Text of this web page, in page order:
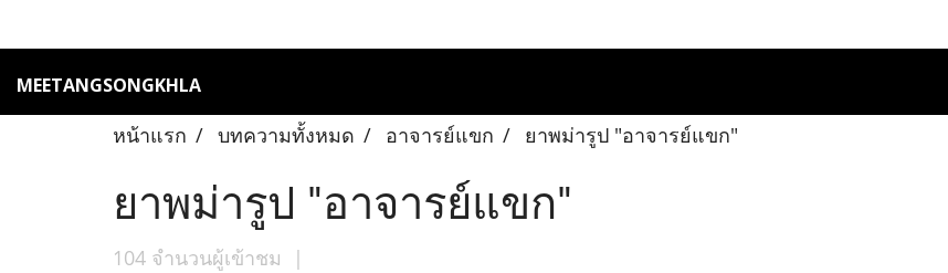
MEETANGSONGKHLA
หน้าแรก บทความทั้งหมด อาจารย์แขก ยาพม่ารูป "อาจารย์แขก"
ยาพม่ารูป "อาจารย์แขก"
104 จำนวนผู้เข้าชม |